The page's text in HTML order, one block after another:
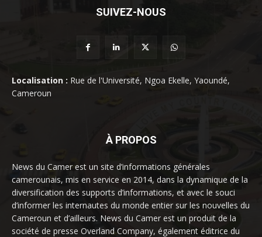
SUIVEZ-NOUS
Localisation : Rue de l'Université, Ngoa Ekelle, Yaoundé,
Cameroun
À PROPOS
News du Camer est un site d’informations générales
camerounais, mis en service en 2014, dans la dynamique de la
diversification des supports d’informations, et avec le souci
d’informer les internautes du monde entier sur les nouvelles du
Cameroun et d’ailleurs. News du Camer est un produit de la
société de presse Overland Company, également éditrice du